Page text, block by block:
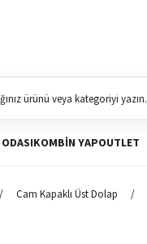
KOMBIN YAPOUTLET
Cam Kapaklı Üst Dolap